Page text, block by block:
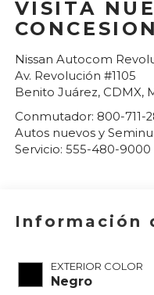
VISITA
Nissan Autocom
Av. Revolución #1105
Benito Juárez, CDMX,
Conmutador: 800-711-
Autos nuevos y
Servicio: 555-480-9000
Información
EXTERIOR COLOR
Negro